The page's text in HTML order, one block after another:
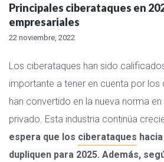
Principales ciberataques en
empresariales
22 noviembre, 2022
Los ciberataques han sido
importante a tener en cuenta por los
han convertido en la nueva norma
privado. Esta industria continúa
espera que los ciberataques
dupliquen para 2025. Además,